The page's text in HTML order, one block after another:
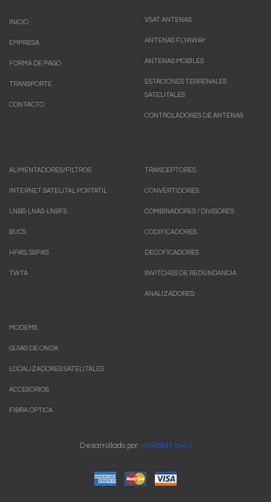
INICIO
EMPRESA
FORMA DE PAGO
TRANSPORTE
CONTACTO
VSAT ANTENAS
ANTENAS FLYAWAY
ANTENAS MOBILES
ESTACIONES TERRENALES
SATELITALES
CONTROLADORES DE ANTENAS
ALIMENTADORES/FILTROS
INTERNET SATELITAL PORTATIL
LNBS-LNAS-LNBFS
BUCS
HPA'S, SSPA'S
TWTA
TRANCEPTORES
CONVERTIDORES
COMBINADORES / DIVISORES
CODIFICADORES
DECOFICADORES
SWITCHES DE REDUNDANCIA
ANALIZADORES
MODEMS
GUIAS DE ONDA
LOCALIZADORES SATELITALES
ACCESORIOS
FIBRA OPTICA
Desarrollado por: WebSoft-peru